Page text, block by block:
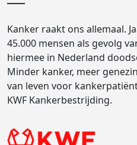
Kanker raakt ons allemaal.
45.000 mensen als gevolg
hiermee in Nederland
Minder kanker, meer
van leven voor
KWF Kankerbestrijding.